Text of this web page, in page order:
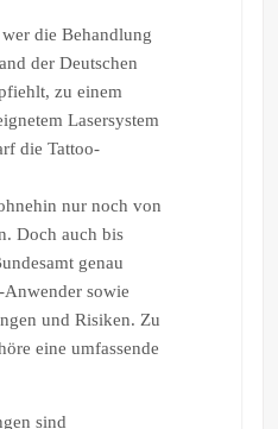
die Behandlung
der Deutschen
zu einem
Lasersystem
die Tattoo-
nur noch von
Doch auch bis
genau
sowie
und Risiken. Zu
eine umfassende
sind